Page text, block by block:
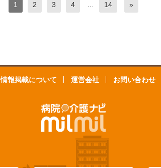
1 2 3 4 … 14 »
情報掲載について 運営会社 お問い合わせ